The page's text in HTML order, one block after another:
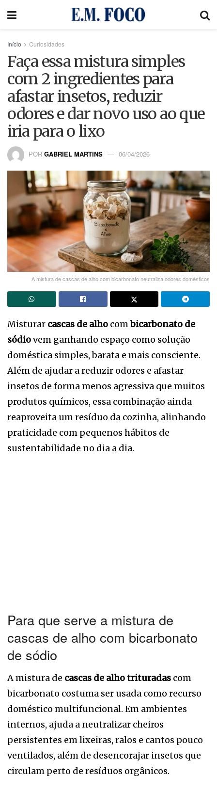
Início Curiosidades
Faça essa mistura simples
com 2 ingredientes para
afastar insetos, reduzir
odores e dar novo uso ao que
iria para o lixo
POR GABRIEL MARTINS 06/04/2026
A mistura de cascas de alho com bicarbonato neutraliza odores domésticos
Misturar cascas de alho combicarbonato de
sódiovem ganhando espaço como solução
doméstica simples, barata e mais consciente.
Além de ajudar a reduzir odores e afastar
insetos de forma menos agressiva que muitos
produtos químicos, essa combinação ainda
reaproveita um resíduo da cozinha, alinhando
praticidade com pequenos hábitos de
sustentabilidade no dia a dia.
Para que serve a mistura de
cascas de alho com bicarbonato
de sódio
A mistura de cascas de alho trituradas com
bicarbonato costuma ser usada como recurso
doméstico multifuncional. Em ambientes
internos, ajuda a neutralizar cheiros
persistentes em lixeiras, ralos e cantos pouco
ventilados, além de desencorajar insetos que
circulam perto de resíduos orgânicos.